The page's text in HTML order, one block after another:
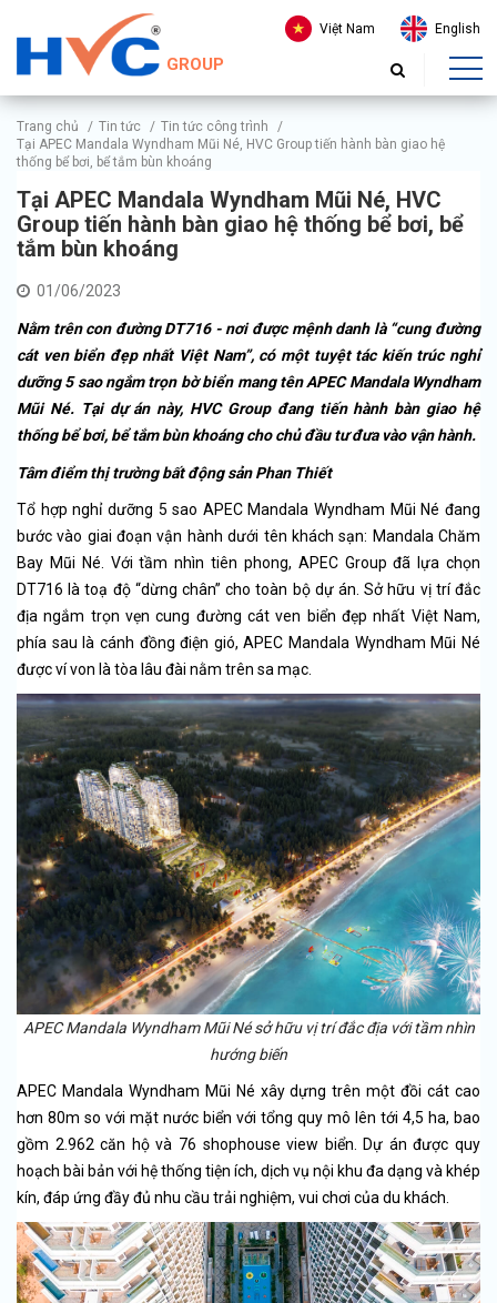
GROUP
Việt Nam English
Trang chủ / Tin tức / Tin tức công trình
/
Tại APEC Mandala Wyndham Mũi Né, HVC Group tiến hành bàn giao hệ
thống bể bơi, bể tắm bùn khoáng
Tại APEC Mandala Wyndham Mũi Né, HVC
Group tiến hành bàn giao hệ thống bể bơi, bể
tắm bùn khoáng
01/06/2023
Nằm trên con đường DT716 - nơi được mệnh danh là “cung đường
cát ven biển đẹp nhất Việt Nam”, có một tuyệt tác kiến trúc nghỉ
dưỡng 5 sao ngắm trọn bờ biển mang tên APEC Mandala Wyndham
Mũi Né. Tại dự án này, HVC Group đang tiến hành bàn giao hệ
thống bể bơi, bể tắm bùn khoáng cho chủ đầu tư đưa vào vận hành.
Tâm điểm thị trường bất động sản Phan Thiết
Tổ hợp nghỉ dưỡng 5 sao APEC Mandala Wyndham Mũi Né đang
bước vào giai đoạn vận hành dưới tên khách sạn: Mandala Chăm
Bay Mũi Né. Với tầm nhìn tiên phong, APEC Group đã lựa chọn
DT716 là toạ độ “dừng chân” cho toàn bộ dự án. Sở hữu vị trí đắc
địa ngắm trọn vẹn cung đường cát ven biển đẹp nhất Việt Nam,
phía sau là cánh đồng điện gió, APEC Mandala Wyndham Mũi Né
được ví von là tòa lâu đài nằm trên sa mạc.
APEC Mandala Wyndham Mũi Né sở hữu vị trí đắc địa với tầm nhìn
hướng biến
APEC Mandala Wyndham Mũi Né xây dựng trên một đồi cát cao
hơn 80m so với mặt nước biển với tổng quy mô lên tới 4,5 ha, bao
gồm 2.962 căn hộ và 76 shophouse view biển. Dự án được quy
hoạch bài bản với hệ thống tiện ích, dịch vụ nội khu đa dạng và khép
kín, đáp ứng đầy đủ nhu cầu trải nghiệm, vui chơi của du khách.